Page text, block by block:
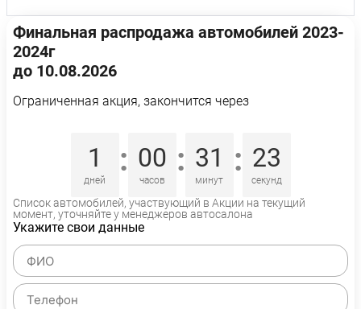
Финальная распродажа автомобилей 2023-
2024г
до 10.08.2026
Ограниченная акция, закончится через
1
дней
: 00
часов
: 31
минут
: 22
секунд
Список автомобилей, участвующий в Акции на текущий
момент, уточняйте у менеджеров автосалона
Укажите свои данные